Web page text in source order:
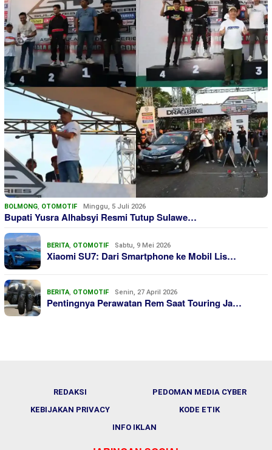
BOLMONG, OTOMOTIF Minggu, 5 Juli 2026
Bupati Yusra Alhabsyi Resmi Tutup Sulawe…
BERITA, OTOMOTIF Sabtu, 9 Mei 2026
Xiaomi SU7: Dari Smartphone ke Mobil Lis…
BERITA, OTOMOTIF Senin, 27 April 2026
Pentingnya Perawatan Rem Saat Touring Ja…
REDAKSI
PEDOMAN MEDIA CYBER
KEBIJAKAN PRIVACY
KODE ETIK
INFO IKLAN